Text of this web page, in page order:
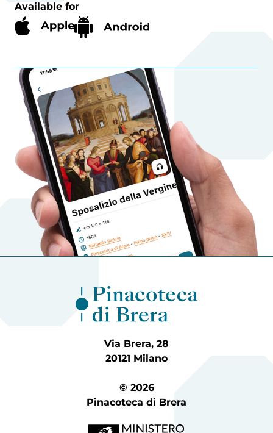
Available for
Via Brera, 28
20121 Milano
© 2026
Pinacoteca di Brera